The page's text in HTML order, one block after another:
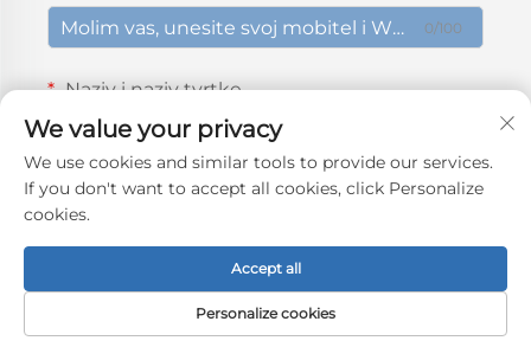
0/100
Naziv i naziv tvrtke
Poruka
We value your privacy
We use cookies and similar tools to provide our services.
If you don't want to accept all cookies, click Personalize
cookies.
Personalize cookies
Accept all